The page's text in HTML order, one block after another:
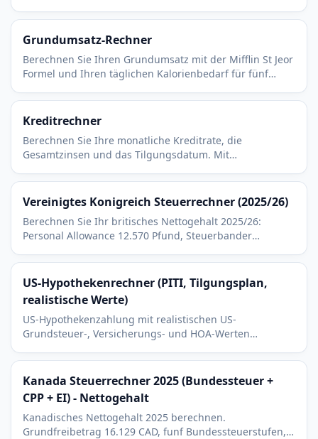
nutzbar.
Grundumsatz-Rechner
Berechnen Sie Ihren Grundumsatz mit der Mifflin St Jeor
Formel und Ihren täglichen Kalorienbedarf für fünf
Kreditrechner
Berechnen Sie Ihre monatliche Kreditrate, die
Gesamtzinsen und das Tilgungsdatum. Mit
viel Sie sparen können.
Vereinigtes Konigreich Steuerrechner (2025/26)
Berechnen Sie Ihr britisches Nettogehalt 2025/26:
Personal Allowance 12.570 Pfund, Steuerbander
und die Class-1-National-Insurance.
US-Hypothekenrechner (PITI, Tilgungsplan,
realistische Werte)
US-Hypothekenzahlung mit realistischen US-
Grundsteuer-, Versicherungs- und HOA-Werten
Tilgungsplan enthalten.
Kanada Steuerrechner 2025 (Bundessteuer +
CPP + EI) - Nettogehalt
Kanadisches Nettogehalt 2025 berechnen.
Grundfreibetrag 16.129 CAD, funf Bundessteuerstufen,